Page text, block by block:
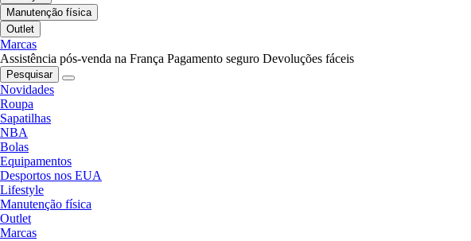
Manutenção física
Outlet
Marcas
Assistência pós-venda na França Pagamento seguro Devoluções fáceis
Pesquisar
Novidades
Roupa
Sapatilhas
NBA
Bolas
Equipamentos
Desportos nos EUA
Lifestyle
Manutenção física
Outlet
Marcas